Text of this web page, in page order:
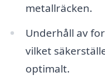
metallräcken.
Underhåll av
vilket
optimalt.